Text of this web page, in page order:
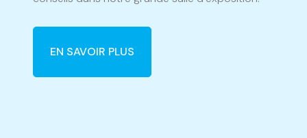
EN SAVOIR PLUS